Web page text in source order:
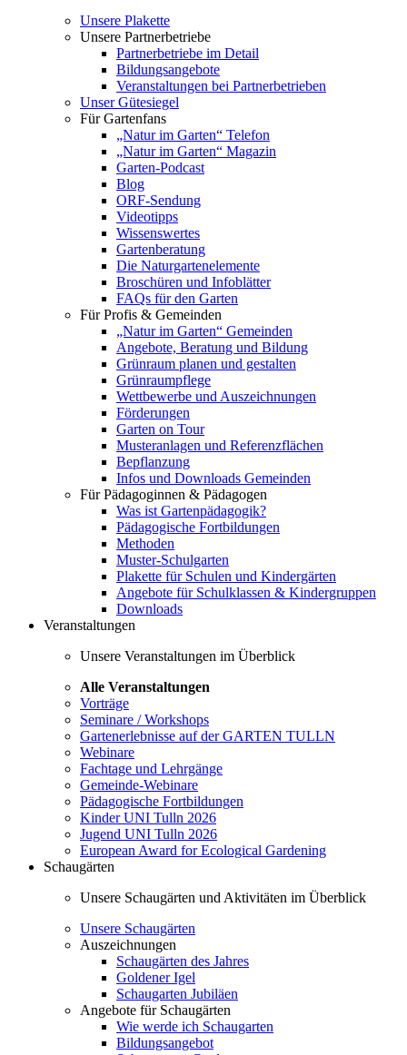
Unsere Plakette
Unsere Partnerbetriebe
Partnerbetriebe im Detail
Bildungsangebote
Veranstaltungen bei Partnerbetrieben
Unser Gütesiegel
Für Gartenfans
„Natur im Garten“ Telefon
„Natur im Garten“ Magazin
Garten-Podcast
Blog
ORF-Sendung
Videotipps
Wissenswertes
Gartenberatung
Die Naturgartenelemente
Broschüren und Infoblätter
FAQs für den Garten
Für Profis & Gemeinden
„Natur im Garten“ Gemeinden
Angebote, Beratung und Bildung
Grünraum planen und gestalten
Grünraumpflege
Wettbewerbe und Auszeichnungen
Förderungen
Garten on Tour
Musteranlagen und Referenzflächen
Bepflanzung
Infos und Downloads Gemeinden
Für Pädagoginnen & Pädagogen
Was ist Gartenpädagogik?
Pädagogische Fortbildungen
Methoden
Muster-Schulgarten
Plakette für Schulen und Kindergärten
Angebote für Schulklassen & Kindergruppen
Downloads
Veranstaltungen
Unsere Veranstaltungen im Überblick
Alle Veranstaltungen
Vorträge
Seminare / Workshops
Gartenerlebnisse auf der GARTEN TULLN
Webinare
Fachtage und Lehrgänge
Gemeinde-Webinare
Pädagogische Fortbildungen
Kinder UNI Tulln 2026
Jugend UNI Tulln 2026
European Award for Ecological Gardening
Schaugärten
Unsere Schaugärten und Aktivitäten im Überblick
Unsere Schaugärten
Auszeichnungen
Schaugärten des Jahres
Goldener Igel
Schaugarten Jubiläen
Angebote für Schaugärten
Wie werde ich Schaugarten
Bildungsangebot